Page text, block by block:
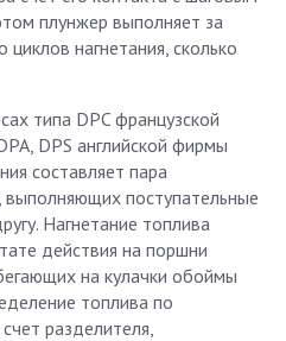
плунжер выполняет за
нагнетания, сколько
типа DPC французской
DPS английской фирмы
составляет пара
поступательные
Нагнетание топлива
действия на поршни
на кулачки обоймы
топлива по
разделителя,